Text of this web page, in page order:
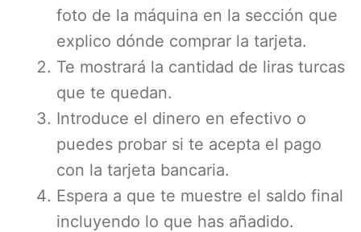
foto de la máquina en la sección que
explico dónde comprar la tarjeta.
Te mostrará la cantidad de liras turcas
que te quedan.
Introduce el dinero en efectivo o
puedes probar si te acepta el pago
con la tarjeta bancaria.
Espera a que te muestre el saldo final
incluyendo lo que has añadido.